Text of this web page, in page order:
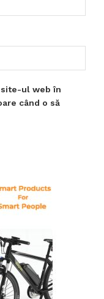
ul web în
când o să